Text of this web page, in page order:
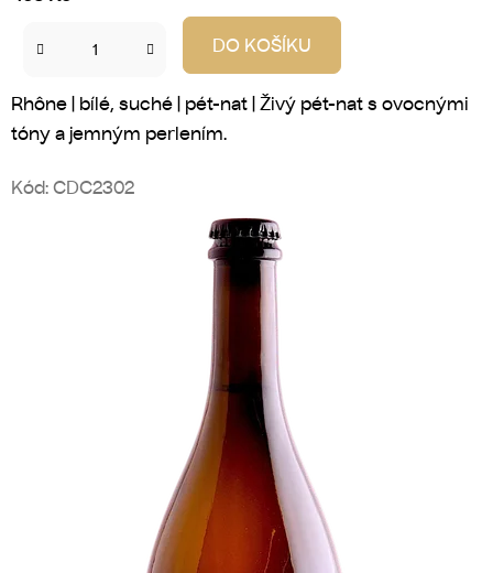
DO KOŠÍKU
Rhône | bílé, suché | pét-nat | Živý pét-nat s ovocnými
tóny a jemným perlením.
Kód: CDC2302